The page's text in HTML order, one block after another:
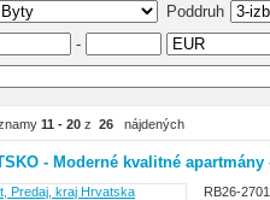
Poddruh
-
11 - 20 z 26 nájdených
- Moderné kvalitné apartmány
RB26-